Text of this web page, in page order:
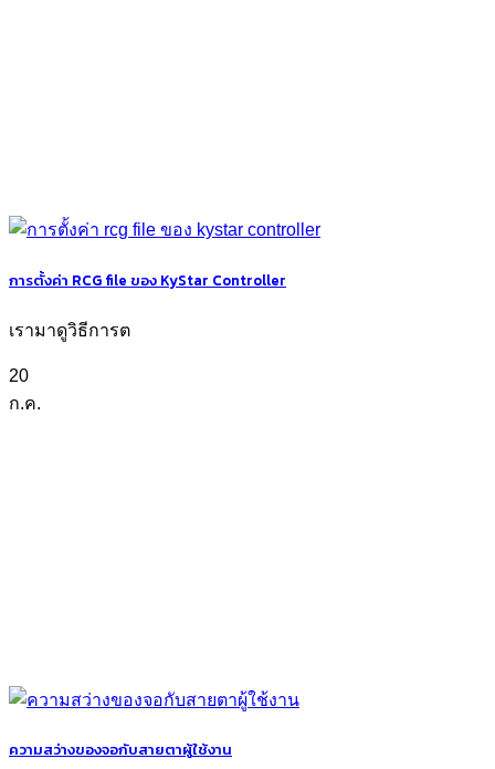
การตั้งค่า RCG file ของ KyStar Controller
เรามาดูวิธีการต
20
ก.ค.
ความสว่างของจอกับสายตาผู้ใช้งาน